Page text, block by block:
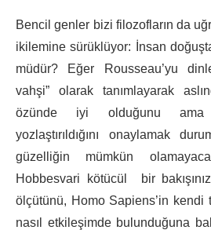
Bencil genler bizi filozofların da
ikilemine sürüklüyor: İnsan
müdür? Eğer Rousseau’yu
vahşi” olarak tanımlayarak
özünde iyi olduğunu ama
yozlaştırıldığını onaylamak
güzelliğin mümkün
Hobbesvari kötücül bir
ölçütünü, Homo Sapiens’in kendi
nasıl etkileşimde bulunduğuna